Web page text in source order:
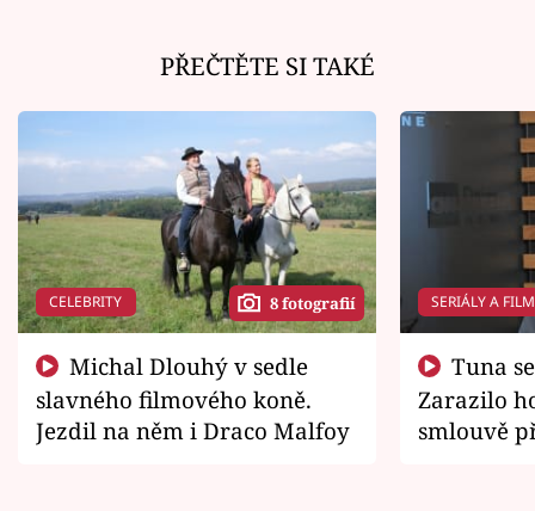
PŘEČTĚTE SI TAKÉ
CELEBRITY 8 fotografií
slavného filmového koně.
Jezdil na něm i Draco Malfoy
SERIÁLY A
Zarazilo
smlouvě